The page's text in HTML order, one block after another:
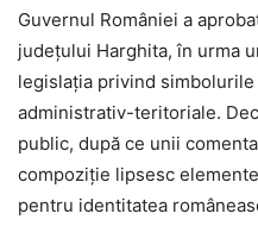
Guvernul României a
județului Harghita, în urma
legislația privind
administrativ-teritoriale.
public, după ce unii
compoziție lipsesc
pentru identitatea